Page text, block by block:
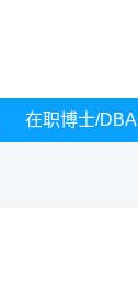
在职博士/DBA